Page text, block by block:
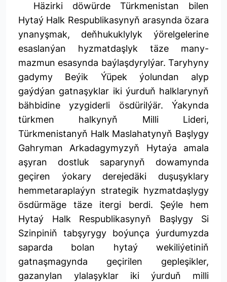
Häzirki döwürde Türkmenistan bilen
Hytaý Halk Respublikasynyň arasynda özara
ynanyşmak, deňhukuklylyk ýörelgelerine
esaslanýan hyzmatdaşlyk täze many-
mazmun esasynda baýlaşdyrylýar. Taryhyny
gadymy Beýik Ýüpek ýolundan alyp
gaýdýan gatnaşyklar iki ýurduň halklarynyň
bähbidine yzygiderli ösdürilýär. Ýakynda
türkmen halkynyň Milli Lideri,
Türkmenistanyň Halk Maslahatynyň Başlygy
Gahryman Arkadagymyzyň Hytaýa amala
aşyran dostluk saparynyň dowamynda
geçiren ýokary derejedäki duşuşyklary
hemmetaraplaýyn strategik hyzmatdaşlygy
ösdürmäge täze itergi berdi. Şeýle hem
Hytaý Halk Respublikasynyň Başlygy Si
Szinpiniň tabşyrygy boýunça ýurdumyzda
saparda bolan hytaý wekiliýetiniň
gatnaşmagynda geçirilen gepleşikler,
gazanylan ylalaşyklar iki ýurduň milli